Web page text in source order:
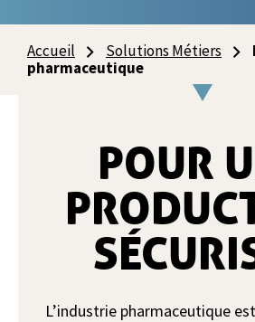
Accueil Solutions Métiers
pharmaceutique
POUR
L’industrie pharmaceutique